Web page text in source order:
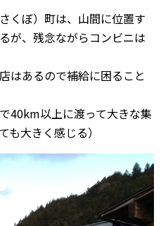
くぼ）町は、山間に位置す
が、残念ながらコンビニは
はあるので補給に困ること
40km以上に渡って大きな集
も大きく感じる）